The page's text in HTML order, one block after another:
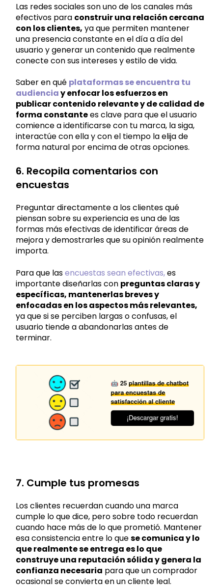
Las redes sociales son uno de los canales más
efectivos para construir una relación cercana
con los clientes, ya que permiten mantener
una presencia constante en el día a día del
usuario y generar un contenido que realmente
conecte con sus intereses y estilo de vida.
Saber en qué plataformas se encuentra tu
audienciay enfocar los esfuerzos en
publicar contenido relevante y de calidad de
forma constantees clave para que el usuario
comience a identificarse con tu marca, la siga,
interactúe con ella y con el tiempo la elija de
forma natural por encima de otras opciones.
6. Recopila comentarios con
encuestas
Preguntar directamente a los clientes qué
piensan sobre su experiencia es una de las
formas más efectivas de identificar áreas de
mejora y demostrarles que su opinión realmente
importa.
Para que lasencuestas sean efectivas,es
importante diseñarlas con preguntas claras y
específicas, mantenerlas breves y
enfocadas en los aspectos más relevantes,
ya que si se perciben largas o confusas, el
usuario tiende a abandonarlas antes de
terminar.
7. Cumple tus promesas
Los clientes recuerdan cuando una marca
cumple lo que dice, pero sobre todo recuerdan
cuando hace más de lo que prometió. Mantener
esa consistencia entre lo quese comunica y lo
que realmente se entrega es lo que
construye una reputación sólida y genera la
confianza necesaria para que un comprador
ocasional se convierta en un cliente leal.